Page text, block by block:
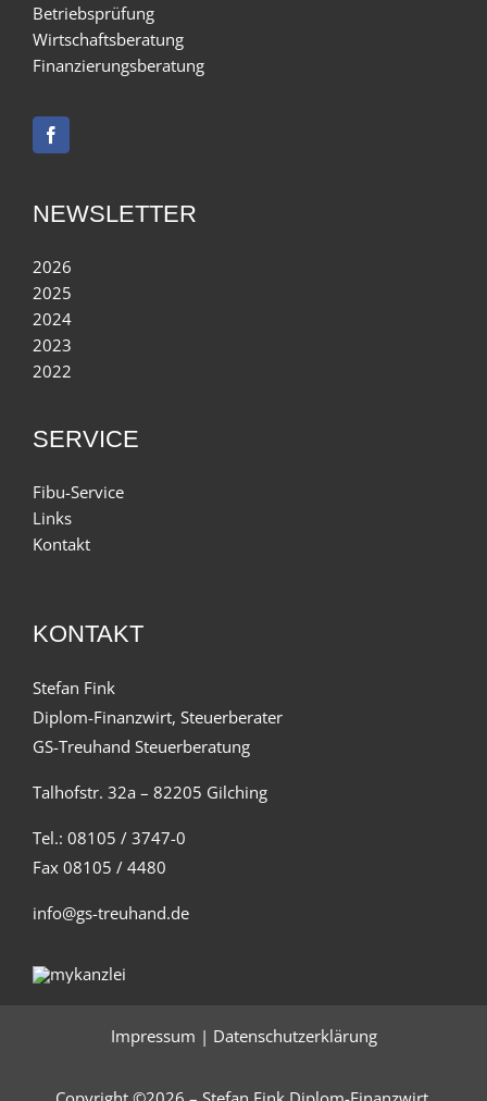
Betriebsprüfung
Wirtschaftsberatung
Finanzierungsberatung
NEWSLETTER
2026
2025
2024
2023
2022
SERVICE
Fibu-Service
Links
Kontakt
KONTAKT
Stefan Fink
Diplom-Finanzwirt, Steuerberater
GS-Treuhand Steuerberatung
Talhofstr. 32a – 82205 Gilching
Tel.: 08105 / 3747-0
Fax 08105 / 4480
info@gs-treuhand.de
Impressum | Datenschutzerklärung